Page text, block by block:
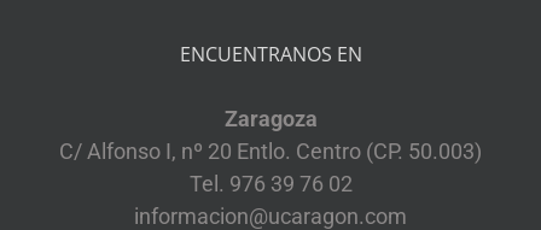
ENCUENTRANOS EN
Zaragoza
C/ Alfonso I, nº 20 Entlo. Centro (CP. 50.003)
Tel. 976 39 76 02
informacion@ucaragon.com